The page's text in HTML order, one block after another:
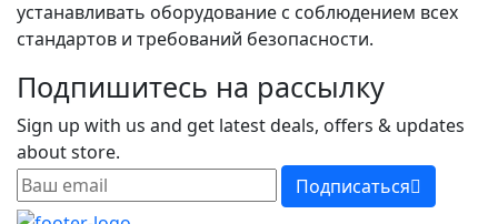
устанавливать оборудование с соблюдением всех
стандартов и требований безопасности.
Подпишитесь на рассылку
Sign up with us and get latest deals, offers & updates
about store.
Подписаться